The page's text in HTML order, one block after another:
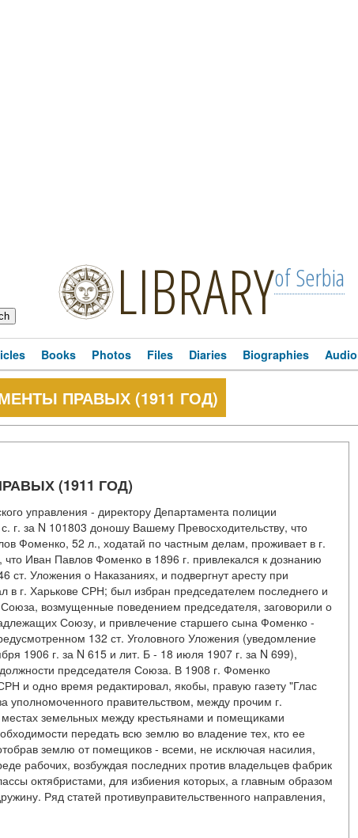
LIBRARYof Serbia
Books Photos Files Diaries Biographies Audio
ПРАВЫХ (1911 ГОД)
(1911 ГОД)
управления - директору Департамента полиции
г. за N 101803 доношу Вашему Превосходительству, что
Фоменко, 52 л., ходатай по частным делам, проживает в г.
Иван Павлов Фоменко в 1896 г. привлекался к дознанию
Уложения о Наказаниях, и подвергнут аресту при
в г. Харькове СРН; был избран председателем последнего и
возмущенные поведением председателя, заговорили о
Союзу, и привлечение старшего сына Фоменко -
132 ст. Уголовного Уложения (уведомление
1906 г. за N 615 и лит. Б - 18 июля 1907 г. за N 699),
председателя Союза. В 1908 г. Фоменко
и одно время редактировал, якобы, правую газету "Глас
правительством, между прочим г.
земельных между крестьянами и помещиками
передать всю землю во владение тех, кто ее
землю от помещиков - всеми, не исключая насилия,
рабочих, возбуждая последних против владельцев фабрик
октябристами, для избиения которых, а главным образом
Ряд статей противуправительственного направления,